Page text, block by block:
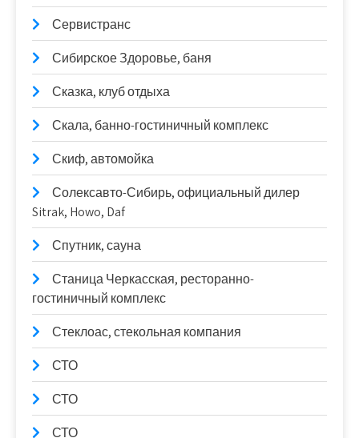
Сервистранс
Сибирское Здоровье, баня
Сказка, клуб отдыха
Скала, банно-гостиничный комплекс
Скиф, автомойка
Солексавто-Сибирь, официальный дилер
Sitrak, Howo, Daf
Спутник, сауна
Станица Черкасская, ресторанно-
гостиничный комплекс
Стеклоас, стекольная компания
СТО
СТО
СТО